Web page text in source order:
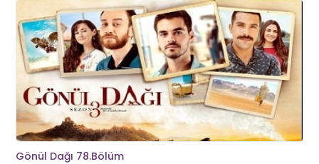
Gönül Dağı 78.Bölüm